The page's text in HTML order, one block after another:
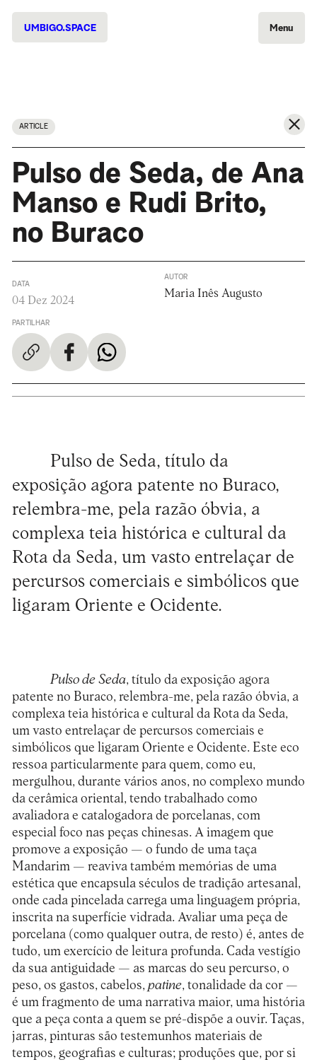
UMBIGO.SPACE Menu
ARTICLE
Pulso de Seda, de Ana
Manso e Rudi Brito,
no Buraco
DATA
04 Dez 2024
PARTILHAR
AUTOR
Maria Inês Augusto
Pulso de Seda, título da
exposição agora patente no Buraco,
relembra-me, pela razão óbvia, a
complexa teia histórica e cultural da
Rota da Seda, um vasto entrelaçar de
percursos comerciais e simbólicos que
ligaram Oriente e Ocidente.
Pulso de Seda, título da exposição agora
patente no Buraco, relembra-me, pela razão óbvia, a
complexa teia histórica e cultural da Rota da Seda,
um vasto entrelaçar de percursos comerciais e
simbólicos que ligaram Oriente e Ocidente. Este eco
ressoa particularmente para quem, como eu,
mergulhou, durante vários anos, no complexo mundo
da cerâmica oriental, tendo trabalhado como
avaliadora e catalogadora de porcelanas, com
especial foco nas peças chinesas. A imagem que
promove a exposição — o fundo de uma taça
Mandarim — reaviva também memórias de uma
estética que encapsula séculos de tradição artesanal,
onde cada pincelada carrega uma linguagem própria,
inscrita na superfície vidrada. Avaliar uma peça de
porcelana (como qualquer outra, de resto) é, antes de
tudo, um exercício de leitura profunda. Cada vestígio
da sua antiguidade — as marcas do seu percurso, o
peso, os gastos, cabelos, patine, tonalidade da cor —
é um fragmento de uma narrativa maior, uma história
que a peça conta a quem se pré-dispõe a ouvir. Taças,
jarras, pinturas são testemunhos materiais de
tempos, geografias e culturas; produções que, por si